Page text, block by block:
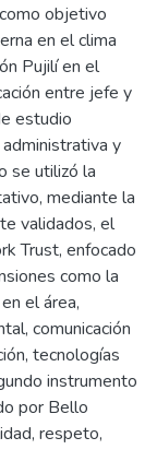
objetivo
en el clima
Pujilí en el
entre jefe y
estudio
y
se utilizó la
mediante la
validados, el
Trust, enfocado
como la
el área,
comunicación
tecnologías
instrumento
por Bello
respeto,